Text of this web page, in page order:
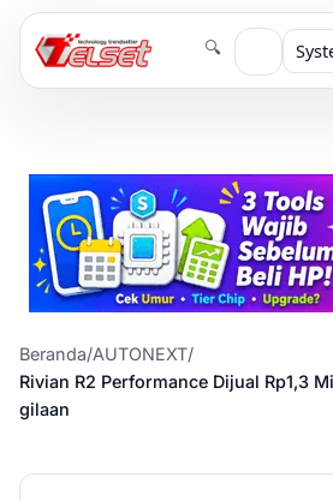
🔍
Beranda/AUTONEXT/
Rivian R2 Performance Dijual Rp1,3
gilaan